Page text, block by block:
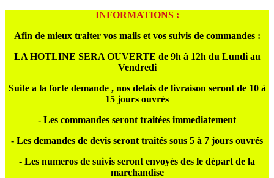
INFORMATIONS :
Afin de mieux traiter vos mails et vos suivis de commandes :
LA HOTLINE SERA OUVERTE de 9h à 12h du Lundi au
Vendredi
Suite a la forte demande , nos delais de livraison seront de 10 à
15 jours ouvrés
- Les commandes seront traitées immediatement
- Les demandes de devis seront traités sous 5 à 7 jours ouvrés
- Les numeros de suivis seront envoyés des le départ de la
marchandise